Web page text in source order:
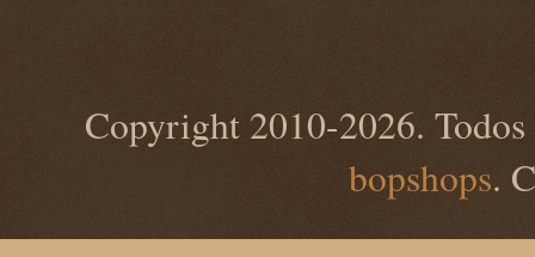
Copyright 2010-2026. Todos
bopshops.